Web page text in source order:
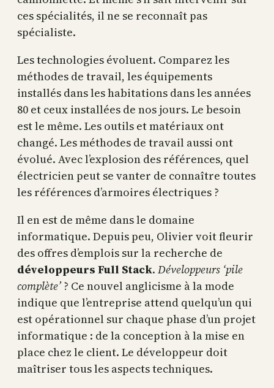
ces spécialités, il ne se reconnaît pas
spécialiste.
Les technologies évoluent. Comparez les
méthodes de travail, les équipements
installés dans les habitations dans les années
80 et ceux installées de nos jours. Le besoin
est le même. Les outils et matériaux ont
changé. Les méthodes de travail aussi ont
évolué. Avec l’explosion des références, quel
électricien peut se vanter de connaître toutes
les références d’armoires électriques ?
Il en est de même dans le domaine
informatique. Depuis peu, Olivier voit fleurir
des offres d’emplois sur la recherche de
développeurs Full Stack. Développeurs ‘pile
complète’ ? Ce nouvel anglicisme à la mode
indique que l’entreprise attend quelqu’un qui
est opérationnel sur chaque phase d’un projet
informatique : de la conception à la mise en
place chez le client. Le développeur doit
maîtriser tous les aspects techniques.